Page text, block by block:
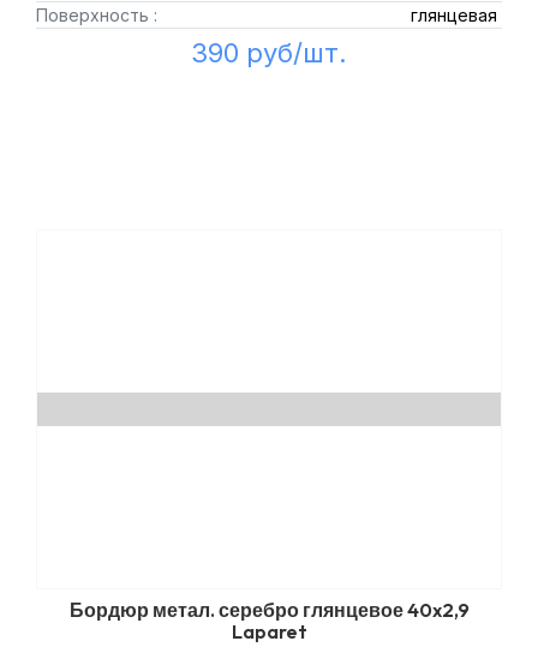
Поверхность :
глянцевая
390 руб/шт.
Бордюр метал. серебро глянцевое 40x2,9
Laparet